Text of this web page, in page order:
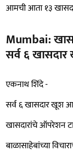
आमची आता १३
Mumbai:
सर्व ६
एकनाथ शिंदे -
सर्व ६ खासदार खूश
खासदारांचे ऑपरेशन
बाळासाहेबांच्या